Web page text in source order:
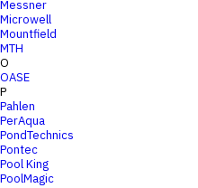
Messner
Microwell
Mountfield
MTH
O
OASE
P
Pahlen
PerAqua
PondTechnics
Pontec
Pool King
PoolMagic